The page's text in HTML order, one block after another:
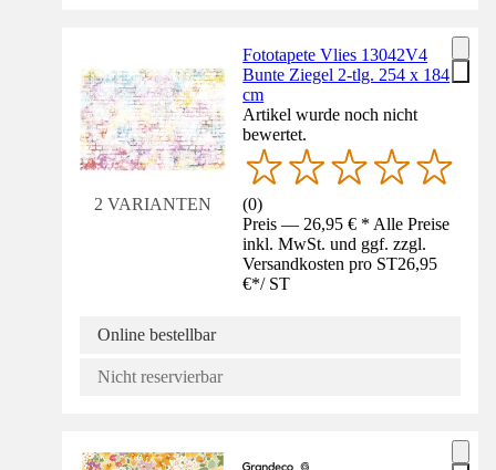
2 VARIANTEN
Fototapete Vlies 13042V4
Bunte Ziegel 2-tlg. 254 x 184
cm
Artikel wurde noch nicht
bewertet.
(0)
Preis — 26,95 € * Alle Preise
inkl. MwSt. und ggf. zzgl.
Versandkosten pro ST26,95
€*/ ST
Online bestellbar
Nicht reservierbar